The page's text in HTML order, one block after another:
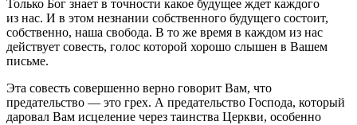
Только Бог знает в точности какое будущее ждет каждого
из нас. И в этом незнании собственного будущего состоит,
собственно, наша свобода. В то же время в каждом из нас
действует совесть, голос которой хорошо слышен в Вашем
письме.
Эта совесть совершенно верно говорит Вам, что
предательство — это грех. А предательство Господа, который
даровал Вам исцеление через таинства Церкви, особенно